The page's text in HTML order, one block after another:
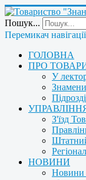
Пошук...
Перемикач навігації
ГОЛОВНА
ПРО
У
З'їзд
НОВИНИ
Новини